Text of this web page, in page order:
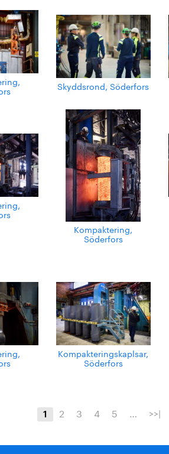
Skyddsrond, Söderfors
Kompaktering,
Söderfors
Kompakteringskaplsar,
Söderfors
1 2 3 4 5 … >>|